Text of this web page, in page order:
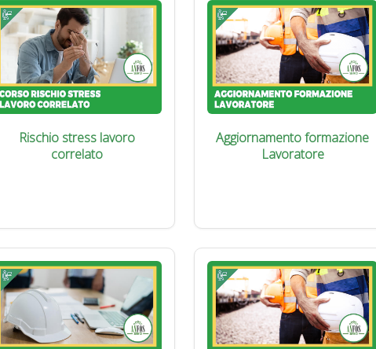
Rischio stress lavoro
correlato
Aggiornamento formazione
Lavoratore